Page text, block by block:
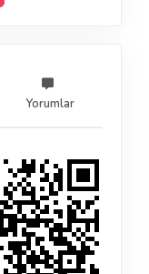
Yorumlar